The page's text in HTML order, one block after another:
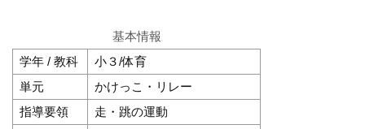
基本情報
学年 / 教科
小３/体育
単元
かけっこ・リレー
指導要領
走・跳の運動